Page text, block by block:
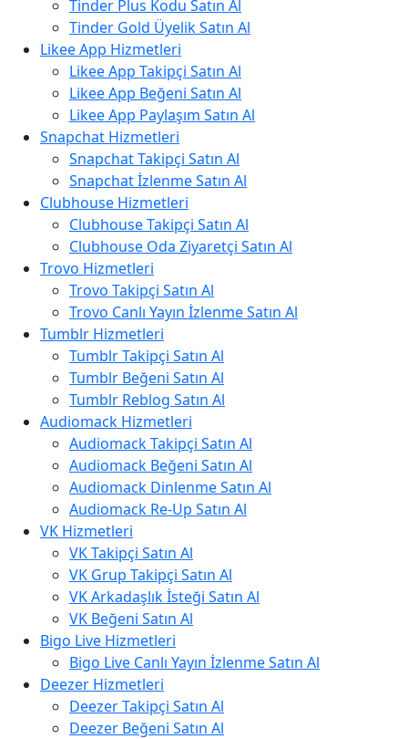
Tinder Plus Kodu Satın Al
Tinder Gold Üyelik Satın Al
Likee App Hizmetleri
Likee App Takipçi Satın Al
Likee App Beğeni Satın Al
Likee App Paylaşım Satın Al
Snapchat Hizmetleri
Snapchat Takipçi Satın Al
Snapchat İzlenme Satın Al
Clubhouse Hizmetleri
Clubhouse Takipçi Satın Al
Clubhouse Oda Ziyaretçi Satın Al
Trovo Hizmetleri
Trovo Takipçi Satın Al
Trovo Canlı Yayın İzlenme Satın Al
Tumblr Hizmetleri
Tumblr Takipçi Satın Al
Tumblr Beğeni Satın Al
Tumblr Reblog Satın Al
Audiomack Hizmetleri
Audiomack Takipçi Satın Al
Audiomack Beğeni Satın Al
Audiomack Dinlenme Satın Al
Audiomack Re-Up Satın Al
VK Hizmetleri
VK Takipçi Satın Al
VK Grup Takipçi Satın Al
VK Arkadaşlık İsteği Satın Al
VK Beğeni Satın Al
Bigo Live Hizmetleri
Bigo Live Canlı Yayın İzlenme Satın Al
Deezer Hizmetleri
Deezer Takipçi Satın Al
Deezer Beğeni Satın Al